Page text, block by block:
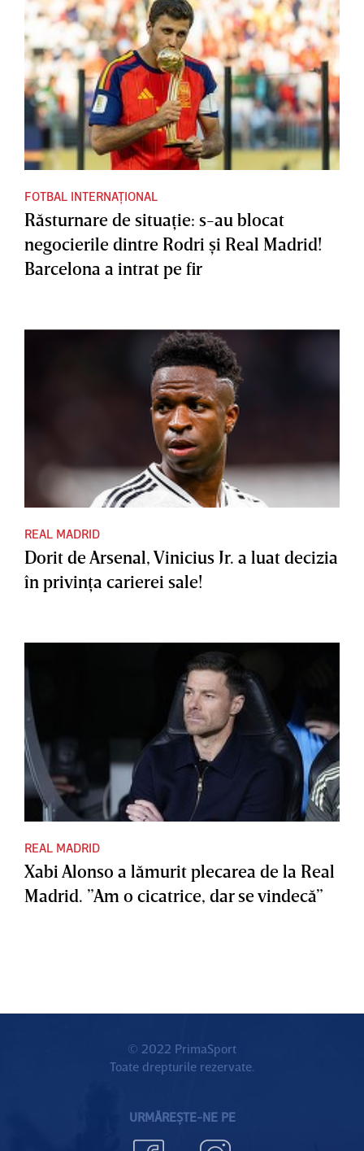
FOTBAL INTERNAȚIONAL
Răsturnare de situaţie: s-au blocat
negocierile dintre Rodri şi Real Madrid!
Barcelona a intrat pe fir
REAL MADRID
Dorit de Arsenal, Vinicius Jr. a luat decizia
în privinţa carierei sale!
REAL MADRID
Xabi Alonso a lămurit plecarea de la Real
Madrid. ”Am o cicatrice, dar se vindecă”
© 2022 PrimaSport
Toate drepturile rezervate.
URMĂREȘTE-NE PE